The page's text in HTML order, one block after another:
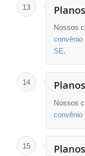
13
Nossos
convênio
SE.
14
Nossos
convênio
15